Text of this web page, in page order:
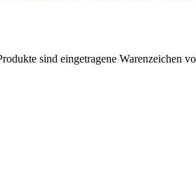
sind eingetragene Warenzeichen